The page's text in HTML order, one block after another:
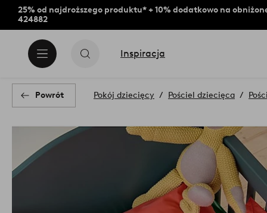
25% od najdroższego produktu* + 10% dodatkowo na
424882
Inspiracja
Powrót Pokój dziecięcy Pościel dziecięca